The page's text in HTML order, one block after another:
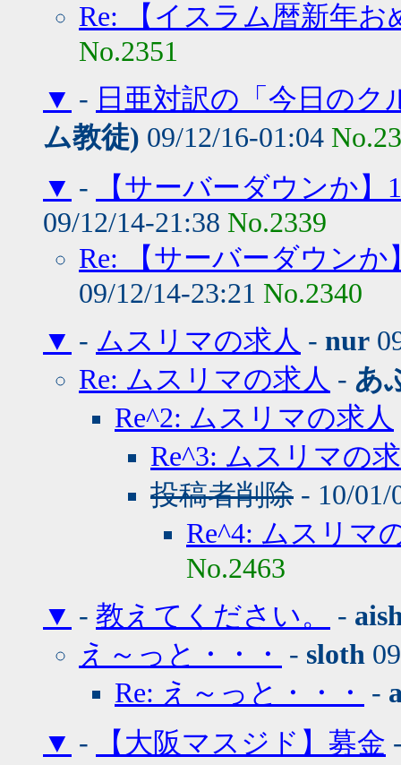
Re: 【イスラム暦新年お
No.2351
▼ - 日亜対訳の「今日の
ム教徒) 09/12/16-01:04
▼ -
【サーバーダウンか】
09/12/14-21:38 No.2339
Re: 【サーバーダウンか
09/12/14-23:21 No.2340
▼ - ムスリマの求人 - nur
Re: ムスリマの求人 - あ
Re^2: ムスリマの求人
Re^3: ムスリマの
投稿者削除 - 10/
Re^4: ムスリマ
No.2463
▼ - 教えてください。 -
え～っと・・・
- sloth
Re: え～っと・・・
-
▼ - 【大阪マスジド】募金